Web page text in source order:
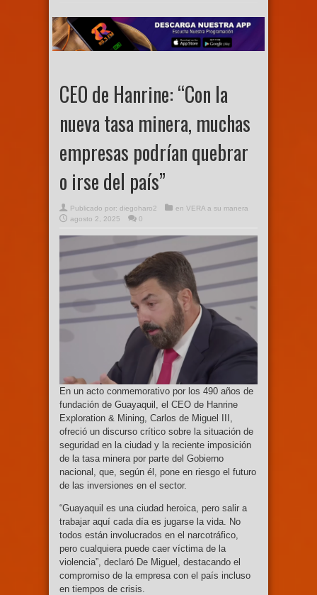
CEO de Hanrine: “Con la
nueva tasa minera, muchas
empresas podrían quebrar
o irse del país”
Publicado por: diegoharo2 en VERA a su manera
agosto 2, 2025
0
En un acto conmemorativo por los 490 años de
fundación de Guayaquil, el CEO de Hanrine
Exploration & Mining, Carlos de Miguel III,
ofreció un discurso crítico sobre la situación de
seguridad en la ciudad y la reciente imposición
de la tasa minera por parte del Gobierno
nacional, que, según él, pone en riesgo el futuro
de las inversiones en el sector.
“Guayaquil es una ciudad heroica, pero salir a
trabajar aquí cada día es jugarse la vida. No
todos están involucrados en el narcotráfico,
pero cualquiera puede caer víctima de la
violencia”, declaró De Miguel, destacando el
compromiso de la empresa con el país incluso
en tiempos de crisis.